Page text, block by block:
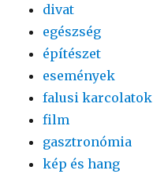
divat
egészség
építészet
események
falusi karcolatok
film
gasztronómia
kép és hang